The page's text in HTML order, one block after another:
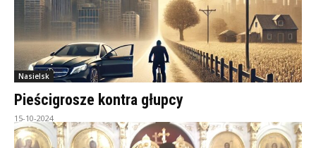
Nasielsk
Pieścigrosze kontra głupcy
15-10-2024